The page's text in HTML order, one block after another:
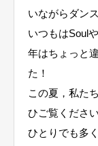
いながらダン
いつもはSoul
年はちょっと
た！
この夏，私た
ひご覧ください
ひとりでも多